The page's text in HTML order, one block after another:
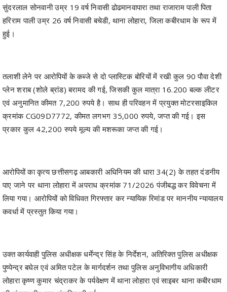
सुंदरलाल सोनवानी उम्र 19 वर्ष निवासी ढोढमानवापारा तथा राजाराम पाली पिता
हरिराम पाली उम्र 26 वर्ष निवासी बचेडी, थाना लोहारा, जिला कबीरधाम के रूप में
हुई।
तलाशी लेने पर आरोपियों के कब्जे से दो प्लास्टिक बोरियों में रखी कुल 90 पौवा देशी
प्लेन शराब (शोले ब्रांड) बरामद की गई, जिसकी कुल मात्रा 16.200 बल्क लीटर
एवं अनुमानित कीमत 7,200 रुपये है। साथ ही परिवहन में प्रयुक्त मोटरसाइकिल
क्रमांक CG09D7772, कीमत लगभग 35,000 रुपये, जप्त की गई। इस
प्रकार कुल 42,200 रुपये मूल्य की मशरूका जप्त की गई।
आरोपियों का कृत्य छत्तीसगढ़ आबकारी अधिनियम की धारा 34(2) के तहत दंडनीय
पाए जाने पर थाना लोहारा में अपराध क्रमांक 71/2026 पंजीबद्ध कर विवेचना में
लिया गया। आरोपियों को विधिवत गिरफ्तार कर न्यायिक रिमांड पर माननीय न्यायालय
कवर्धा में प्रस्तुत किया गया।
उक्त कार्यवाही पुलिस अधीक्षक धर्मेन्द्र सिंह के निर्देशन, अतिरिक्त पुलिस अधीक्षक
पुष्पेन्द्र बघेल एवं अमित पटेल के मार्गदर्शन तथा पुलिस अनुविभागीय अधिकारी
लोहारा कृष्ण कुमार चंद्राकर के पर्यवेक्षण में थाना लोहारा एवं साइबर थाना कबीरधाम